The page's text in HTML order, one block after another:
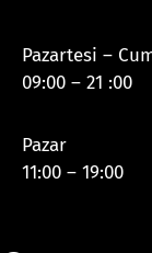
Pazartesi –
09:00 – 21 :00
Pazar
11:00 – 19:00